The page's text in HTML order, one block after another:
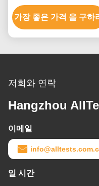
(ETO) (발)
가장 좋은 가격 을 구하
저희와 연락
Hangzhou
이메일
일 시간